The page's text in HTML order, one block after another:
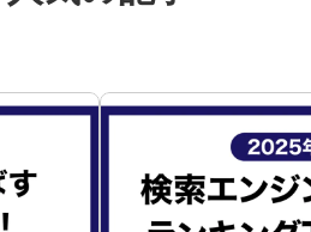
ミッション・ビジョン・バリュー